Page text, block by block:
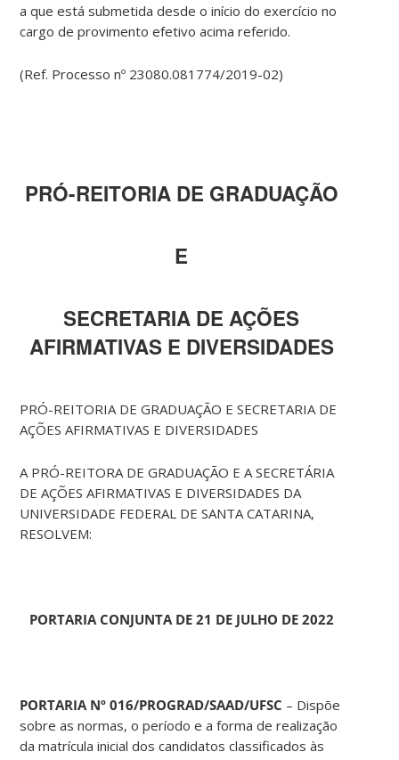
a que está submetida desde o início do exercício no
cargo de provimento efetivo acima referido.
(Ref. Processo nº 23080.081774/2019-02)
PRÓ-REITORIA DE GRADUAÇÃO
E
SECRETARIA DE AÇÕES
AFIRMATIVAS E DIVERSIDADES
PRÓ-REITORIA DE GRADUAÇÃO E SECRETARIA DE
AÇÕES AFIRMATIVAS E DIVERSIDADES
A PRÓ-REITORA DE GRADUAÇÃO E A SECRETÁRIA
DE AÇÕES AFIRMATIVAS E DIVERSIDADES DA
UNIVERSIDADE FEDERAL DE SANTA CATARINA,
RESOLVEM:
PORTARIA CONJUNTA DE 21 DE JULHO DE 2022
PORTARIA Nº 016/PROGRAD/SAAD/UFSC – Dispõe
sobre as normas, o período e a forma de realização
da matrícula inicial dos candidatos classificados às